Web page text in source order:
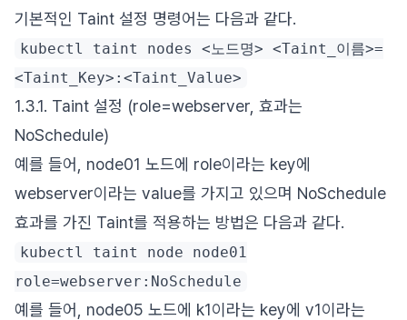
기본적인 Taint 설정 명령어는 다음과 같다.
kubectl taint nodes <노드명> <Taint_이름>=
<Taint_Key>:<Taint_Value>
1.3.1. Taint 설정 (role=webserver, 효과는
NoSchedule)
예를 들어, node01 노드에 role이라는 key에
webserver이라는 value를 가지고 있으며 NoSchedule
효과를 가진 Taint를 적용하는 방법은 다음과 같다.
kubectl taint node node01
role=webserver:NoSchedule
예를 들어, node05 노드에 k1이라는 key에 v1이라는